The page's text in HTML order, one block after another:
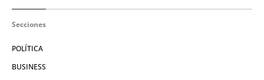
Secciones
POLÍTICA
BUSINESS